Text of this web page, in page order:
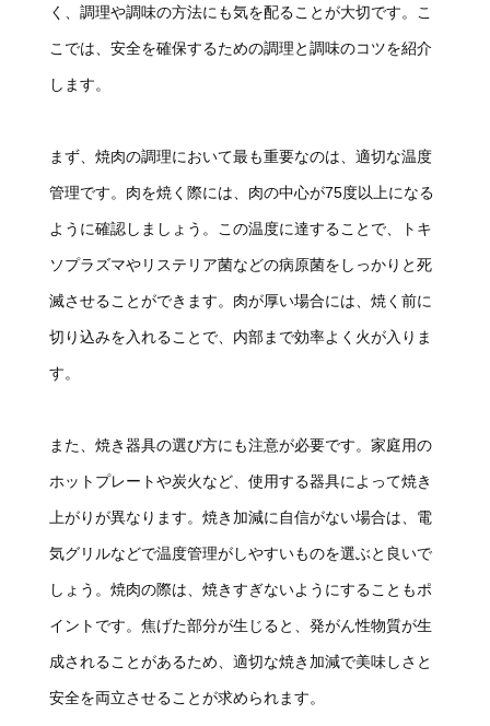
く、調理や調味の方法にも気を配ることが大切です。こ
こでは、安全を確保するための調理と調味のコツを紹介
します。
まず、焼肉の調理において最も重要なのは、適切な温度
管理です。肉を焼く際には、肉の中心が75度以上になる
ように確認しましょう。この温度に達することで、トキ
ソプラズマやリステリア菌などの病原菌をしっかりと死
滅させることができます。肉が厚い場合には、焼く前に
切り込みを入れることで、内部まで効率よく火が入りま
す。
また、焼き器具の選び方にも注意が必要です。家庭用の
ホットプレートや炭火など、使用する器具によって焼き
上がりが異なります。焼き加減に自信がない場合は、電
気グリルなどで温度管理がしやすいものを選ぶと良いで
しょう。焼肉の際は、焼きすぎないようにすることもポ
イントです。焦げた部分が生じると、発がん性物質が生
成されることがあるため、適切な焼き加減で美味しさと
安全を両立させることが求められます。